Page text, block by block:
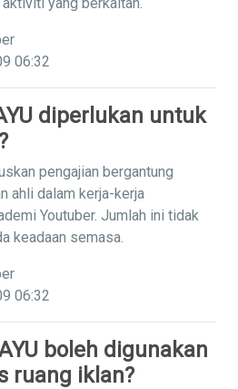
06:32
diperlukan untuk
pengajian bergantung
ahli dalam kerja-kerja
Youtuber. Jumlah ini tidak
keadaan semasa.
06:32
boleh digunakan
ruang iklan?